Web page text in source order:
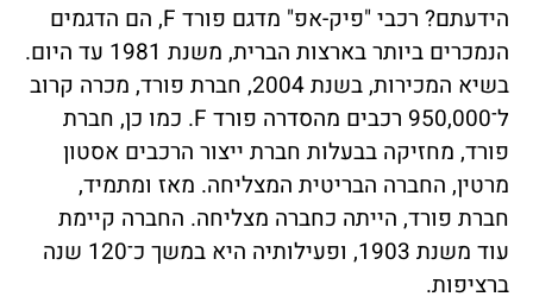
הידעתם? רכבי "פיק-אפ" מדגם פורד F, הם הדגמים
הנמכרים ביותר בארצות הברית, משנת 1981 עד היום.
בשיא המכירות, בשנת 2004, חברת פורד, מכרה קרוב
ל־950,000 רכבים מהסדרה פורד F. כמו כן, חברת
פורד, מחזיקה בבעלות חברת ייצור הרכבים אסטון
מרטין, החברה הבריטית המצליחה. מאז ומתמיד,
חברת פורד, הייתה כחברה מצליחה. החברה קיימת
עוד משנת 1903, ופעילותיה היא במשך כ־120 שנה
ברציפות.